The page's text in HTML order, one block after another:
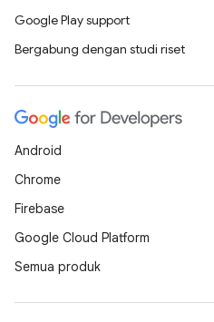
Google Play support
Bergabung dengan studi riset
Android
Chrome
Firebase
Google Cloud Platform
Semua produk